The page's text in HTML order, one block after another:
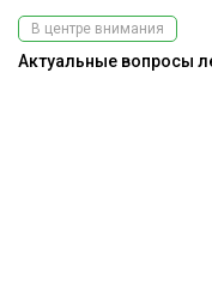
В центре внимания
Актуальные вопросы